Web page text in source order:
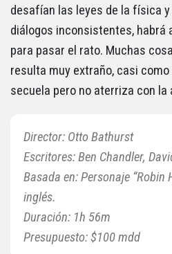
desafían las leyes de la física
diálogos inconsistentes, habrá
para pasar el rato. Muchas
resulta muy extraño, casi
secuela pero no aterriza con la
Director: Otto Bathurst
Escritores: Ben Chandler,
Basada en: Personaje “Robin
inglés.
Duración: 1h 56m
Presupuesto: $100 mdd